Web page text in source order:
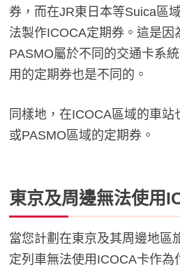
券 ， 而在JR東日本等Suica區
法製作ICOCA定期券。這是因
PASMO屬於不同的交通卡系
用的定期券也是不同的。
同樣地，在ICOCA區域的車站
或PASMO區域的定期券。
東京及周邊無法使用
當您計劃在東京及其周邊地區
定列車無法使用ICOCA卡作為